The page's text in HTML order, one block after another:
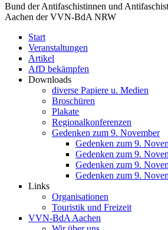
Bund der Antifaschistinnen und
Aachen der VVN-BdA NRW
Start
Veranstaltungen
Artikel
AfD bekämpfen
Downloads
diverse Papiere u. Medien
Broschüren
Plakate
Regionalkonferenzen
Gedenken zum 9. November
Gedenken zum 9.
Gedenken zum 9.
Gedenken zum 9.
Gedenken zum 9.
Links
Organisationen
Touristik und Freizeit
VVN-BdA Aachen